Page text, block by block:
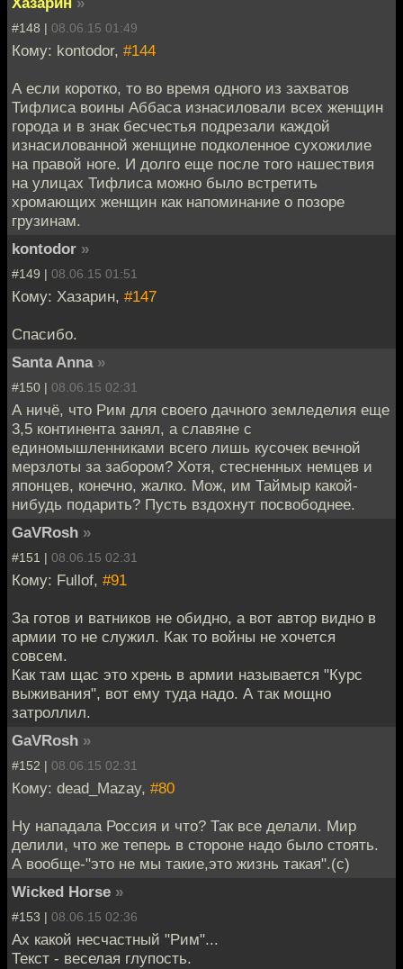
#148 | 08.06.15 01:49
Кому: kontodor, #144
А если коротко, то во время одного из захватов
Тифлиса воины Аббаса изнасиловали всех женщин
города и в знак бесчестья подрезали каждой
изнасилованной женщине подколенное сухожилие
на правой ноге. И долго еще после того нашествия
на улицах Тифлиса можно было встретить
хромающих женщин как напоминание о позоре
грузинам.
kontodor »
#149 | 08.06.15 01:51
Кому: Хазарин, #147
Спасибо.
Santa Anna »
#150 | 08.06.15 02:31
А ничё, что Рим для своего дачного земледелия еще
3,5 континента занял, а славяне с
единомышленниками всего лишь кусочек вечной
мерзлоты за забором? Хотя, стесненных немцев и
японцев, конечно, жалко. Мож, им Таймыр какой-
нибудь подарить? Пусть вздохнут посвободнее.
GaVRosh »
#151 | 08.06.15 02:31
Кому: Fullof, #91
За готов и ватников не обидно, а вот автор видно в
армии то не служил. Как то войны не хочется
совсем.
Как там щас это хрень в армии называется "Курс
выживания", вот ему туда надо. А так мощно
затроллил.
GaVRosh »
#152 | 08.06.15 02:31
Кому: dead_Mazay, #80
Ну нападала Россия и что? Так все делали. Мир
делили, что же теперь в стороне надо было стоять.
А вообще-"это не мы такие,это жизнь такая".(с)
Wicked Horse »
#153 | 08.06.15 02:36
Ах какой несчастный "Рим"...
Текст - веселая глупость.